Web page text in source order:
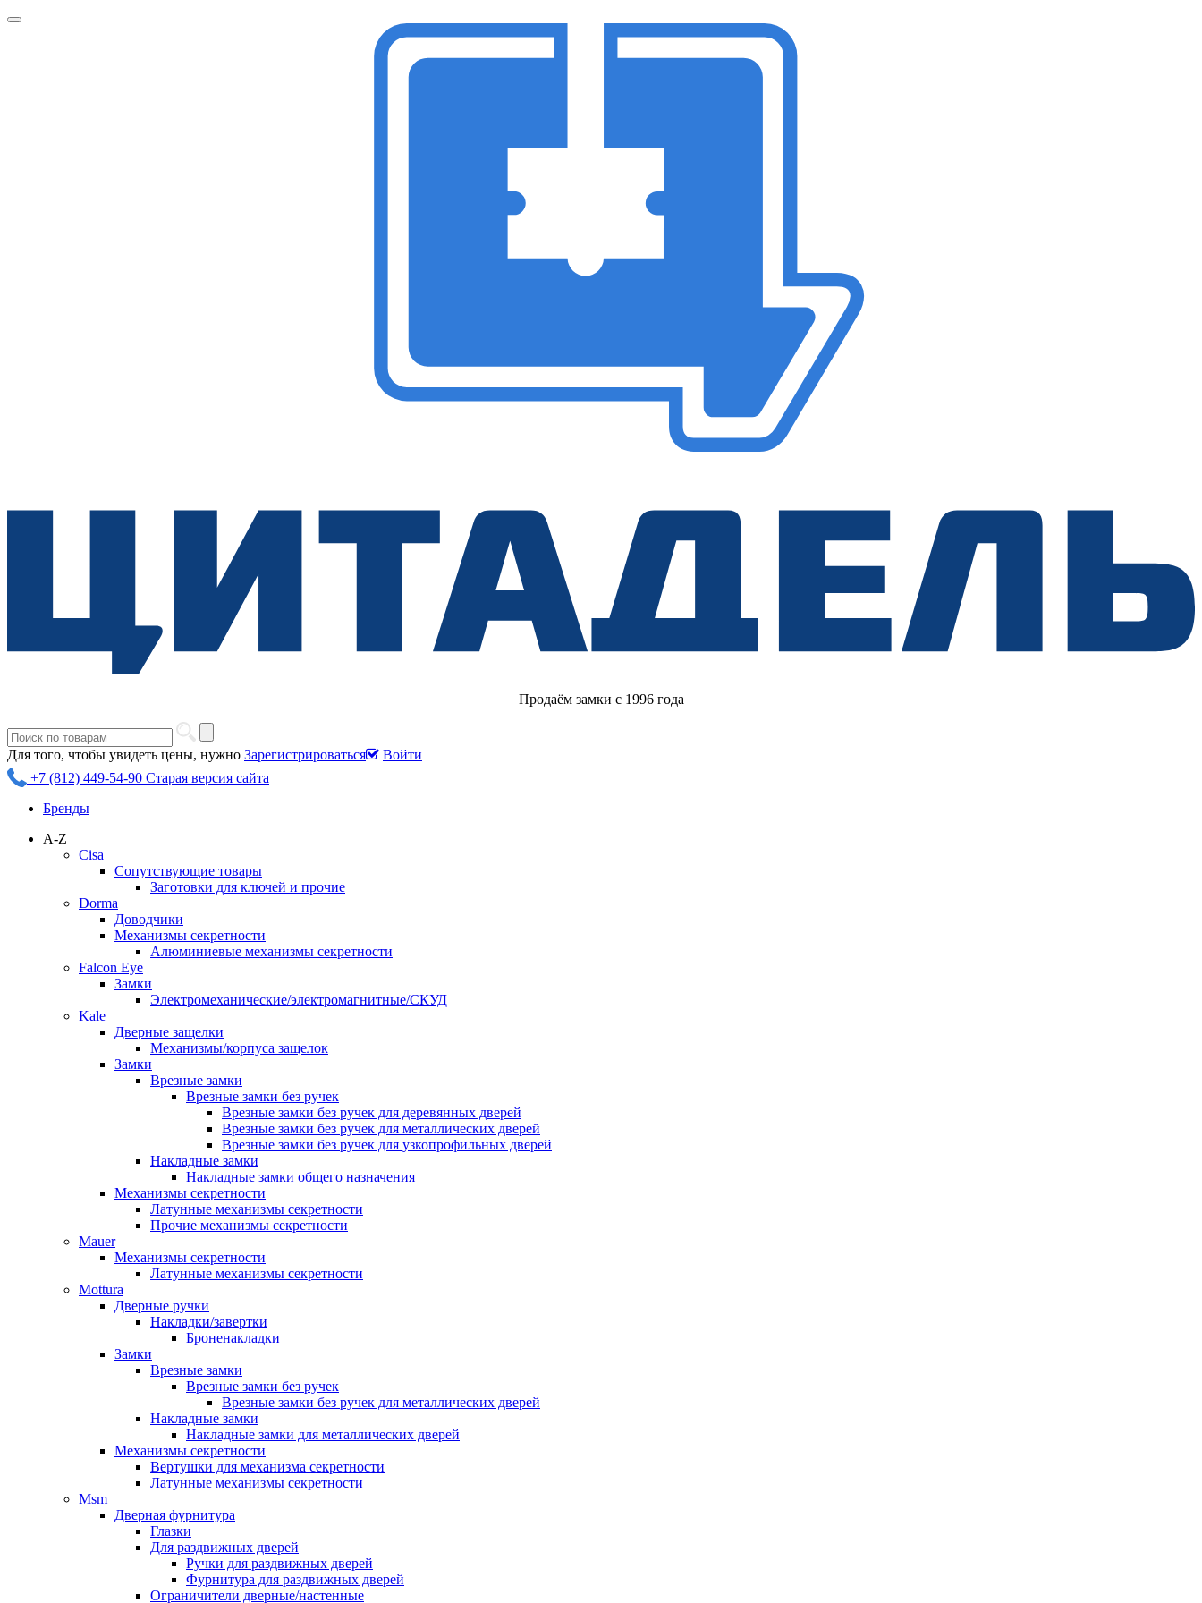
Продаём замки с 1996 года
Для того, чтобы увидеть цены, нужно Зарегистрироваться
Войти
+7 (812) 449-54-90 Старая версия сайта
Бренды
A-Z
Cisa
Сопутствующие товары
Заготовки для ключей и прочие
Dorma
Доводчики
Механизмы секретности
Алюминиевые механизмы секретности
Falcon Eye
Замки
Электромеханические/электромагнитные/СКУД
Kale
Дверные защелки
Механизмы/корпуса защелок
Замки
Врезные замки
Врезные замки без ручек
Врезные замки без ручек для деревянных дверей
Врезные замки без ручек для металлических дверей
Врезные замки без ручек для узкопрофильных дверей
Накладные замки
Накладные замки общего назначения
Механизмы секретности
Латунные механизмы секретности
Прочие механизмы секретности
Mauer
Механизмы секретности
Латунные механизмы секретности
Mottura
Дверные ручки
Накладки/завертки
Броненакладки
Замки
Врезные замки
Врезные замки без ручек
Врезные замки без ручек для металлических дверей
Накладные замки
Накладные замки для металлических дверей
Механизмы секретности
Вертушки для механизма секретности
Латунные механизмы секретности
Msm
Дверная фурнитура
Глазки
Для раздвижных дверей
Ручки для раздвижных дверей
Фурнитура для раздвижных дверей
Ограничители дверные/настенные